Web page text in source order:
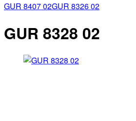
GUR 8407 02GUR 8326 02
GUR 8328 02